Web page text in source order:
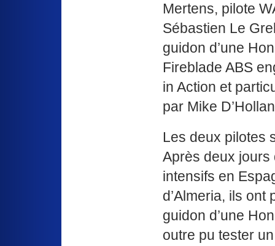
Mertens, pilote
Sébastien Le
guidon d’une
Fireblade ABS
in Action et
par Mike
Les deux pilotes
Après deux jours
intensifs en
d’Almeria, ils
guidon d’une
outre pu tester